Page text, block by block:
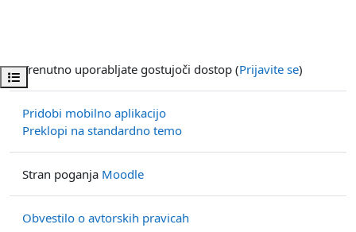
Odpri kazalo predmeta
Trenutno uporabljate gostujoči dostop (Prijavite se)
Pridobi mobilno aplikacijo
Preklopi na standardno temo
Stran poganja Moodle
Obvestilo o avtorskih pravicah